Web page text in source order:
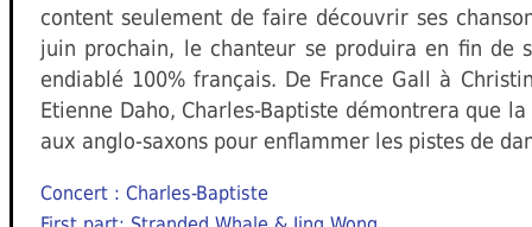
content seulement de faire découvrir ses
juin prochain, le chanteur se produira en fin de
endiablé 100% français. De France Gall à
Etienne Daho, Charles-Baptiste démontrera que
aux anglo-saxons pour enflammer les pistes de
Concert : Charles-Baptiste